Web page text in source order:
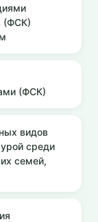
(ФСК)
(ФСК)
видов
среди
семей,